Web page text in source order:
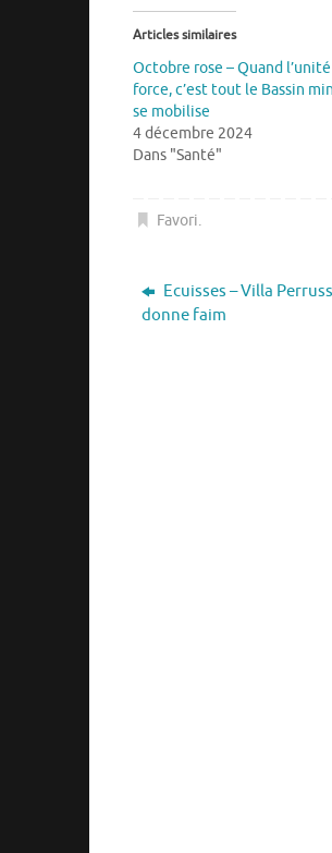
Articles similaires
Octobre rose – Quand
force, c’est tout le Bassin
se mobilise
4 décembre 2024
Dans "Santé"
Favori.
Ecuisses – Villa
donne faim